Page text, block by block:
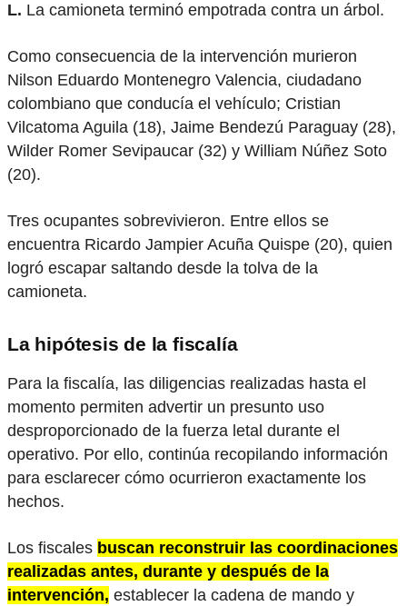
L. La camioneta terminó empotrada contra un árbol.
Como consecuencia de la intervención murieron
Nilson Eduardo Montenegro Valencia, ciudadano
colombiano que conducía el vehículo; Cristian
Vilcatoma Aguila (18), Jaime Bendezú Paraguay (28),
Wilder Romer Sevipaucar (32) y William Núñez Soto
(20).
Tres ocupantes sobrevivieron. Entre ellos se
encuentra Ricardo Jampier Acuña Quispe (20), quien
logró escapar saltando desde la tolva de la
camioneta.
La hipótesis de la fiscalía
Para la fiscalía, las diligencias realizadas hasta el
momento permiten advertir un presunto uso
desproporcionado de la fuerza letal durante el
operativo. Por ello, continúa recopilando información
para esclarecer cómo ocurrieron exactamente los
hechos.
Los fiscales buscan reconstruir las coordinaciones
realizadas antes, durante y después de la
intervención, establecer la cadena de mando y